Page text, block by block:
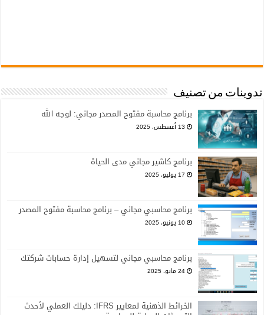
تدوينات من تصنيف
برنامج محاسبة مفتوح المصدر مجاني: لوجه الله
13 أغسطس، 2025
برنامج كاشير مجاني مدى الحياة
17 يوليو، 2025
برنامج محاسبي مجاني – برنامج محاسبة مفتوح المصدر
10 يونيو، 2025
برنامج محاسبي مجاني لتسهيل إدارة حسابات شركتك
24 مايو، 2025
الخرائط الذهنية لمعايير IFRS: دليلك العملي لأحدث